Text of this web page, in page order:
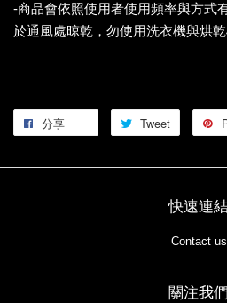
-商品會依照使用者使用頻率與方式
於通風處晾乾，勿使用洗衣機與烘乾
分享 Tweet
快速連
Contact us
關注我們